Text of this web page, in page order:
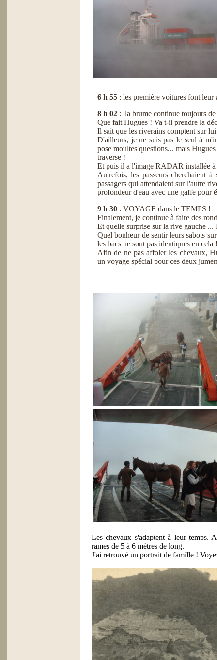
6 h 55 : les première voitures font leur
8 h 02 : la brume continue toujours de
Que fait Hugues ! Va t-il prendre la
Il sait que les riverains comptent sur
D'ailleurs, je ne suis pas le seul à
pose moultes questions... mais
traverse !
Et puis il a l'image RADAR installée à
Autrefois, les passeurs cherchaient
passagers qui attendaient sur l'autre
profondeur d'eau avec une gaffe pour
9 h 30 : VOYAGE dans le TEMPS !
Finalement, je continue à faire des
Et quelle surprise sur la rive gauche
Quel bonheur de sentir leurs sabots
les bacs ne sont pas identiques en cela !
Afin de ne pas affoler les chevaux,
un voyage spécial pour ces deux
Les chevaux s'adaptent à leur temps.
rames de 5 à 6 mètres de long.
J'ai retrouvé un portrait de famille !